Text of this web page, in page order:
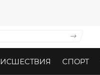
СПОРТ